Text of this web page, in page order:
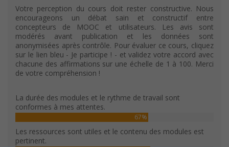
Votre perception du cours doit rester constructive. Nous
encourageons un débat sain et constructif entre
concepteurs de MOOC et utilisateurs. Les avis sont
modérés avant publication et les données sont
anonymisées après contrôle. Pour évaluer ce cours, cliquez
sur le lien bleu - Je participe ! - et validez votre accord avec
chacune des affirmations sur une échelle de 1 à 100. Merci
de votre compréhension !
La durée des modules et le rythme de travail sont
conformes à mes attentes.
67%
Les ressources sont utiles et le contenu des modules est
pertinent.